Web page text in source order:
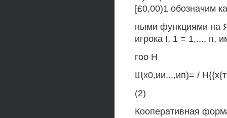
[£0,00)1 обозначим
ными функциями на
игрока I, 1 = 1,..., п,
гоо Н
Щх0,ии...,ип)= /
(2)
Кооперативная